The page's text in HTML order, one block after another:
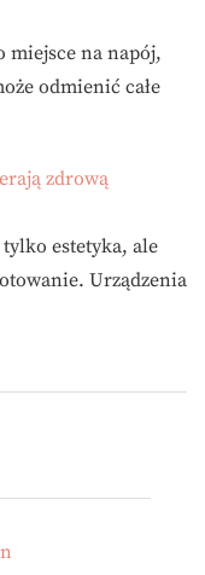
miejsce na napój,
odmienić całe
zdrową
estetyka, ale
Urządzenia